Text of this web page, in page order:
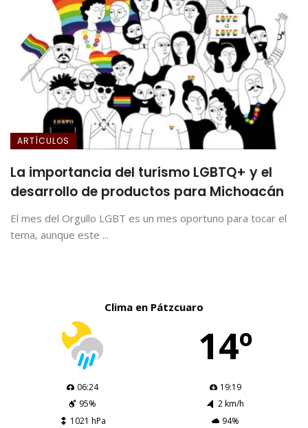
ARTÍCULOS
La importancia del turismo LGBTQ+ y el
desarrollo de productos para Michoacán
El mes del Orgullo LGBT es un mes oportuno para tocar el
tema, aunque este ...
Clima en Pátzcuaro
14º
06:24
19:19
95%
2 km/h
1021 hPa
94%